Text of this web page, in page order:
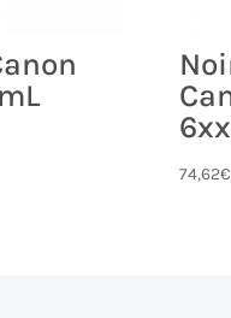
74,62€